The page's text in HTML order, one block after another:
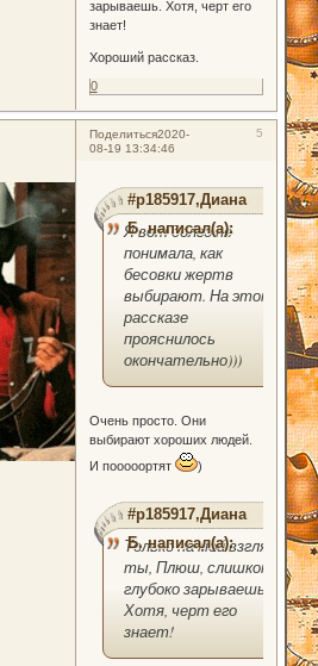
зарываешь. Хотя, черт его
знает!
Хороший рассказ.
0
Поделиться 5
2020-
08-19 13:34:46
#p185917,Диана
Б. написал(а):
Я вот долго не
понимала, как
бесовки жертв
выбирают. На этом
рассказе
прояснилось
окончательно)))
Очень просто. Они
выбирают хороших людей.
И пооооортят
)
#p185917,Диана
Б. написал(а):
Только на мой взгляд
ты, Плюш, слишком
глубоко зарываешь.
Хотя, черт его
знает!